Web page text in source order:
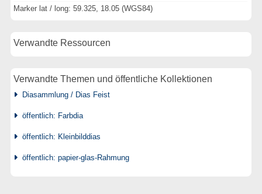
Marker lat / long: 59.325, 18.05 (WGS84)
Verwandte Ressourcen
Verwandte Themen und öffentliche Kollektionen
Diasammlung / Dias Feist
öffentlich: Farbdia
öffentlich: Kleinbilddias
öffentlich: papier-glas-Rahmung